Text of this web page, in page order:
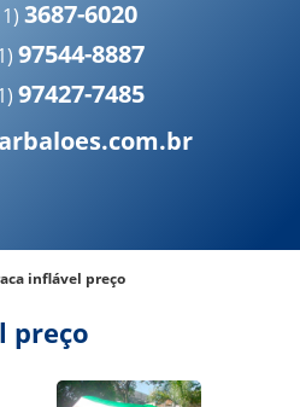
3687-6020
97544-8887
97427-7485
inflável preço
preço